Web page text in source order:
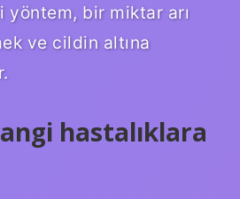
yöntem, bir miktar arı
ve cildin altına
hastalıklara